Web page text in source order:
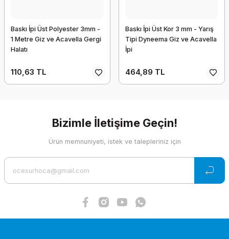
Baskı İpi Üst Polyester 3mm -
1 Metre Giz ve Acavella Gergi
Halatı
110,63 TL
Baskı İpi Üst Kor 3 mm - Yarış
Tipi Dyneema Giz ve Acavella
İpi
464,89 TL
Bizimle İletişime Geçin!
Ürün memnuniyeti, istek ve talepleriniz için